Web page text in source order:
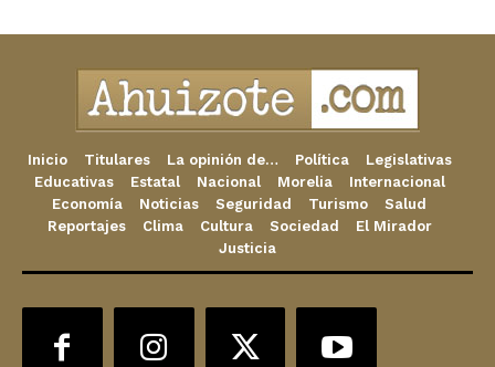
Inicio Titulares La opinión de… Política
Legislativas
Educativas
Estatal Nacional Morelia
Internacional
Economía
Noticias Seguridad Turismo
Salud
Reportajes
Clima Cultura Sociedad
El Mirador
Justicia